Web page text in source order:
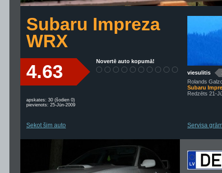
Subaru Impreza
WRX
4.63 Novertē auto kopumā!
apskates: 30 (šodien 0)
pievienots: 25-Jūn-2009
Sekot šim auto
viesulitis
Rolands
Subaru
Redzēts 21-
Servisa